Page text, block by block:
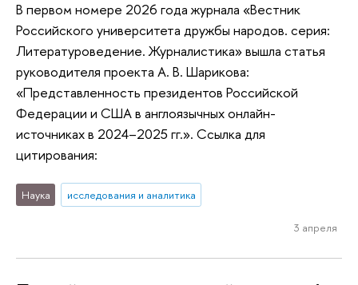
В первом номере 2026 года журнала «Вестник
Российского университета дружбы народов. серия:
Литературоведение. Журналистика» вышла статья
руководителя проекта А. В. Шарикова:
«Представленность президентов Российской
Федерации и США в англоязычных онлайн-
источниках в 2024–2025 гг.». Ссылка для
цитирования:
Наука исследования и аналитика
3 апреля